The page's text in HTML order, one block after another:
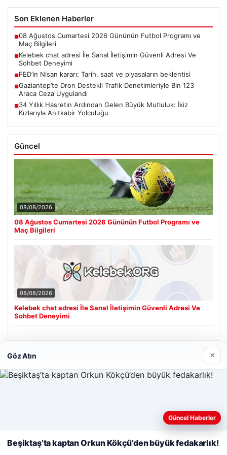
Son Eklenen Haberler
■08 Ağustos Cumartesi 2026 Gününün Futbol Programı ve
Maç Bilgileri
■Kelebek chat adresi İle Sanal İletişimin Güvenli Adresi Ve
Sohbet Deneyimi
■FED’in Nisan kararı: Tarih, saat ve piyasaların beklentisi
■Gaziantep’te Dron Destekli Trafik Denetimleriyle Bin 123
Araca Ceza Uygulandı
■34 Yıllık Hasretin Ardından Gelen Büyük Mutluluk: İkiz
Kızlarıyla Anıtkabir Yolculuğu
Güncel
08/08/2026
08 Ağustos Cumartesi 2026 Gününün Futbol Programı ve
Maç Bilgileri
08/08/2026
Kelebek chat adresi İle Sanal İletişimin Güvenli Adresi Ve
Sohbet Deneyimi
Son Eklenen Firmalar
Cengiz Sigorta
deneyiminizi kişiselleştirmek ve geliştirmek amacıyla çerezler
Reddet Kabul Et
Göz Atın ×
Güncel Haberler
Beşiktaş’ta kaptan Orkun Kökçü’den büyük fedakarlık!